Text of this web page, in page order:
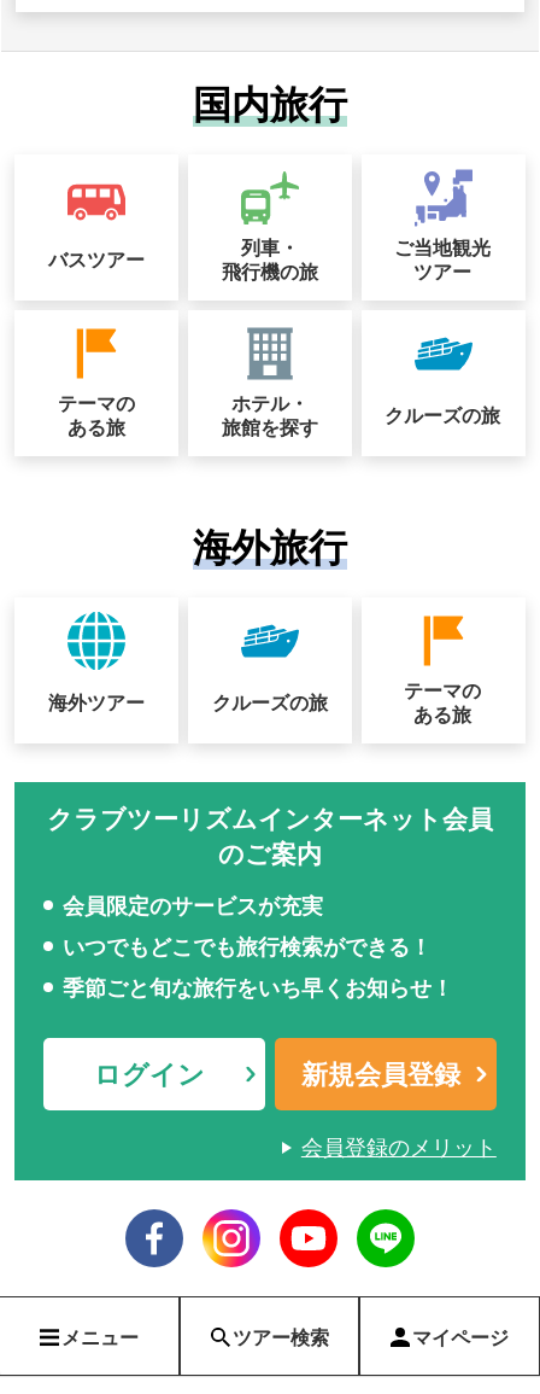
国内旅行
バスツアー
列車・
飛行機の旅
ご当地観光
ツアー
テーマの
ある旅
ホテル・
旅館を探す
クルーズの旅
海外旅行
海外ツアー クルーズの旅
テーマの
ある旅
クラブツーリズムインターネット会員
のご案内
会員限定のサービスが充実
いつでもどこでも旅行検索ができる！
季節ごと旬な旅行をいち早くお知らせ！
ログイン 新規会員登録
会員登録のメリット
メニュー ツアー検索 マイページ